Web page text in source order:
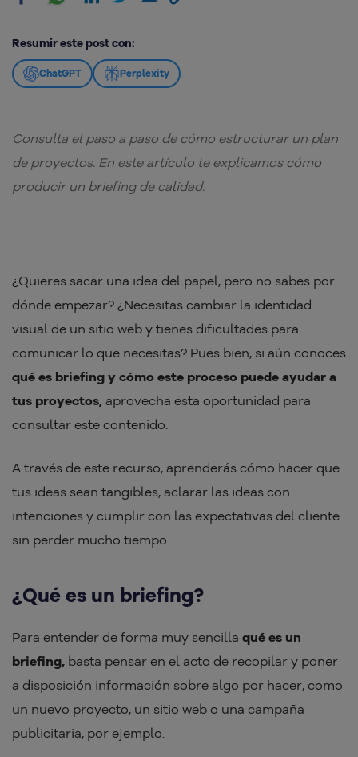
Resumir este post con:
ChatGPT Perplexity
Consulta el paso a paso de cómo estructurar un plan
de proyectos. En este artículo te explicamos cómo
producir un briefing de calidad.
¿Quieres sacar una idea del papel, pero no sabes por
dónde empezar? ¿Necesitas cambiar la identidad
visual de un sitio web y tienes dificultades para
comunicar lo que necesitas? Pues bien, si aún conoces
qué es briefing y cómo este proceso puede ayudar a
tus proyectos, aprovecha esta oportunidad para
consultar este contenido.
A través de este recurso, aprenderás cómo hacer que
tus ideas sean tangibles, aclarar las ideas con
intenciones y cumplir con las expectativas del cliente
sin perder mucho tiempo.
¿Qué es un briefing?
Para entender de forma muy sencilla qué es un
briefing, basta pensar en el acto de recopilar y poner
a disposición información sobre algo por hacer, como
un nuevo proyecto, un sitio web o una campaña
publicitaria, por ejemplo.